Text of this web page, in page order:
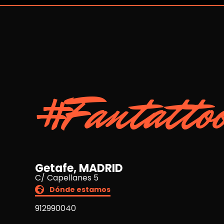
Getafe, MADRID
C/ Capellanes 5
Dónde estamos
912990040